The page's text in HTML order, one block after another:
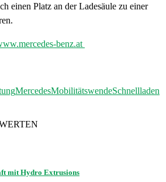
einen Platz an der Ladesäule zu einer
benz.at
MercedesMobilitätswendeSchnellladen
mit Hydro Extrusions